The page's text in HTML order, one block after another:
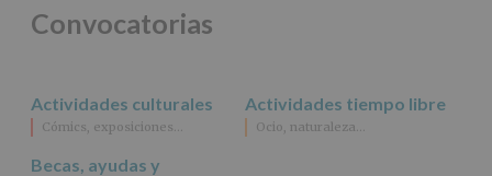
Convocatorias
Actividades culturales
Cómics, exposiciones…
Actividades tiempo libre
Ocio, naturaleza…
Becas, ayudas y